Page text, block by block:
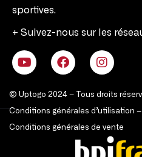
sportives.
+ Suivez-nous sur les
© Uptogo 2024 – Tous droits
Conditions générales d’utilisation –
Conditions générales de vente